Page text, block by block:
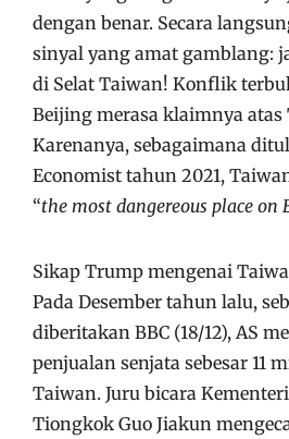
dengan benar. Secara
sinyal yang amat gamblang:
di Selat Taiwan! Konflik
Beijing merasa klaimnya
Karenanya, sebagaimana
Economist tahun 2021,
“the most dangereous place on
Sikap Trump mengenai
Pada Desember tahun lalu,
diberitakan BBC (18/12), AS
penjualan senjata sebesar 11
Taiwan. Juru bicara
Tiongkok Guo Jiakun